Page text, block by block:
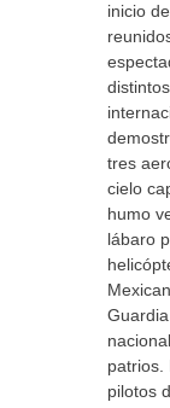
inicio
tres
cielo
humo
lábaro
patrios.
pilotos